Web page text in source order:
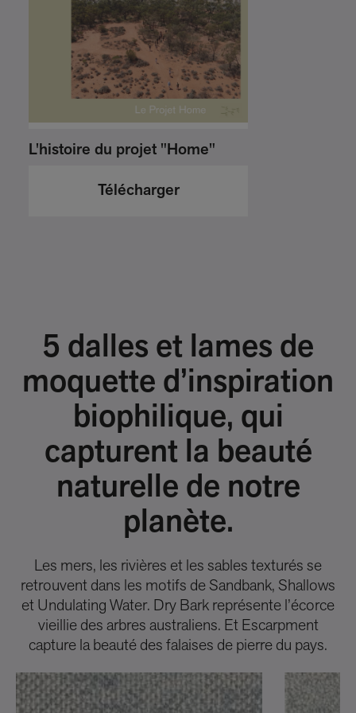
L'histoire du projet "Home"
Télécharger
5 dalles et lames de
moquette d’inspiration
biophilique, qui
capturent la beauté
naturelle de notre
planète.
Les mers, les rivières et les sables texturés se
retrouvent dans les motifs de Sandbank, Shallows
et Undulating Water. Dry Bark représente l’écorce
vieillie des arbres australiens. Et Escarpment
capture la beauté des falaises de pierre du pays.